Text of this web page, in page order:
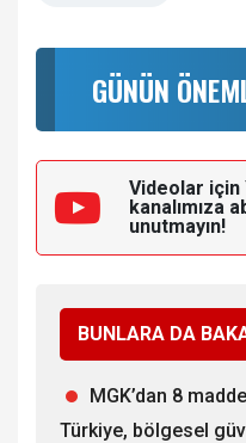
GÜNÜN
Videolar için
kanalımıza
unutmayın!
BUNLARA DA
MGK’dan 8
Türkiye, bölgesel